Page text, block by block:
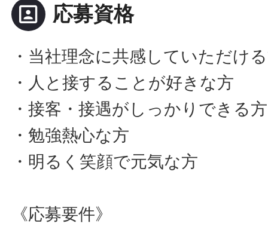
portrait 応募資格
・当社理念に共感していただけ
・人と接することが好きな方
・接客・接遇がしっかりできる方
・勉強熱心な方
・明るく笑顔で元気な方
《応募要件》